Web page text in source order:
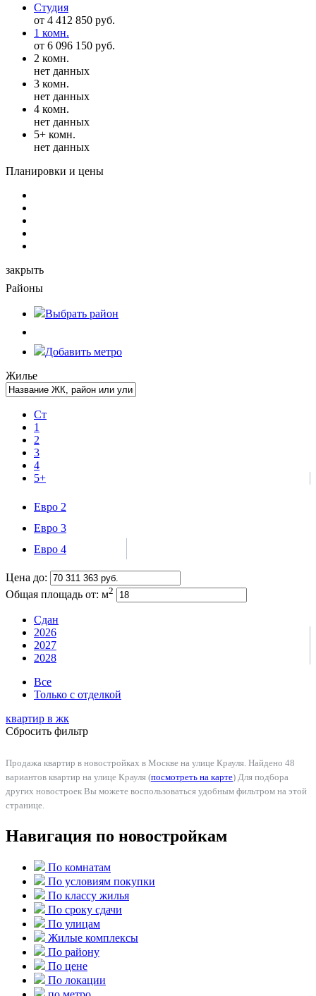
Студия
от 4 412 850 руб.
1 комн.
от 6 096 150 руб.
2 комн.
нет данных
3 комн.
нет данных
4 комн.
нет данных
5+ комн.
нет данных
Планировки и цены
закрыть
Районы
Выбрать район
Добавить метро
Жилье
Ст
1
2
3
4
5+
Евро 2
Евро 3
Евро 4
Цена до:
Общая площадь от: м2
Сдан
2026
2027
2028
Все
Только с отделкой
квартир в жк
Сбросить фильтр
Продажа квартир в новостройках в Москве на улице Крауля. Найдено 48
вариантов квартир на улице Крауля (посмотреть на карте) Для подбора
других новостроек Вы можете воспользоваться удобным фильтром на этой
странице.
Навигация по новостройкам
По комнатам
По условиям покупки
По классу жилья
По сроку сдачи
По улицам
Жилые комплексы
По району
По цене
По локации